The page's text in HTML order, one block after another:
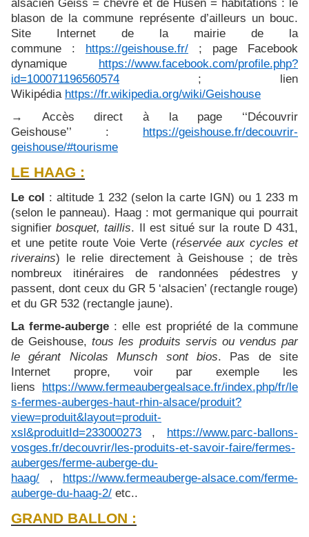
alsacien Geiss = chèvre et de Husen = habitations : le
blason de la commune représente d’ailleurs un bouc.
Site Internet de la mairie de la
commune : https://geishouse.fr/ ; page Facebook
dynamique https://www.facebook.com/profile.php?
id=100071196560574 ; lien
Wikipédia https://fr.wikipedia.org/wiki/Geishouse
→ Accès direct à la page ‘‘Découvrir
Geishouse’’ : https://geishouse.fr/decouvrir-
geishouse/#tourisme
LE HAAG :
Le col : altitude 1 232 (selon la carte IGN) ou 1 233 m
(selon le panneau). Haag : mot germanique qui pourrait
signifierbosquet, taillis. Il est situé sur la route D 431,
et une petite route Voie Verte (réservée aux cycles et
riverains) le relie directement à Geishouse ; de très
nombreux itinéraires de randonnées pédestres y
passent, dont ceux du GR 5 ‘alsacien’ (rectangle rouge)
et du GR 532 (rectangle jaune).
La ferme-auberge : elle est propriété de la commune
de Geishouse,tous les produits servis ou vendus par
le gérant Nicolas Munsch sont bios. Pas de site
Internet propre, voir par exemple les
liens https://www.fermeaubergealsace.fr/index.php/fr/le
s-fermes-auberges-haut-rhin-alsace/produit?
view=produit&layout=produit-
xsl&produitId=233000273
, https://www.parc-ballons-
vosges.fr/decouvrir/les-produits-et-savoir-faire/fermes-
auberges/ferme-auberge-du-
haag/ , https://www.fermeauberge-alsace.com/ferme-
auberge-du-haag-2/ etc..
GRAND BALLON :